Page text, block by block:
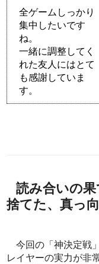
全ゲームしっかり
集中したいです
ね。
一緒に調整してく
れた友人にはとて
も感謝していま
す。
読み合いの
捨てた、真っ向
今回の「神決定戦
レイヤーの実力が非